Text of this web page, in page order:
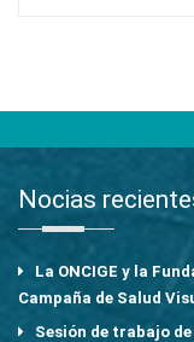
Nocias
La ONCIGE y la
Campaña de Salud
Sesión de trabajo de